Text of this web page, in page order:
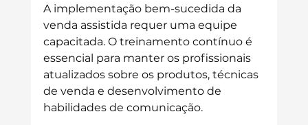
A implementação bem-sucedida da
venda assistida requer uma equipe
capacitada. O treinamento contínuo é
essencial para manter os profissionais
atualizados sobre os produtos, técnicas
de venda e desenvolvimento de
habilidades de comunicação.